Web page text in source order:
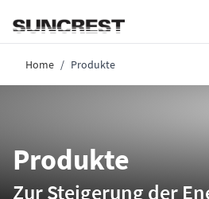
Home / Produkte
Produkte
Zur Steigerung der